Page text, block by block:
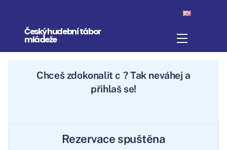
contentČeský hudební tábor
mládeže Menu
Chcešzdokonalit ci ? Tak neváhej a
přihlaš se!
Rezervace spuštěna